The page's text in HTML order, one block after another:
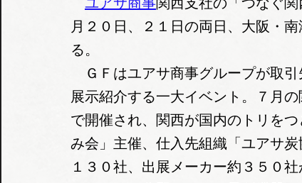
ユアサ商事関西支社の「つなぐ
月２０日、２１日の両日、大阪・
る。
ＧＦはユアサ商事グループが取引
展示紹介する一大イベント。７月
で開催され、関西が国内のトリを
み会」主催、仕入先組織「ユアサ
１３０社、出展メーカー約３５０